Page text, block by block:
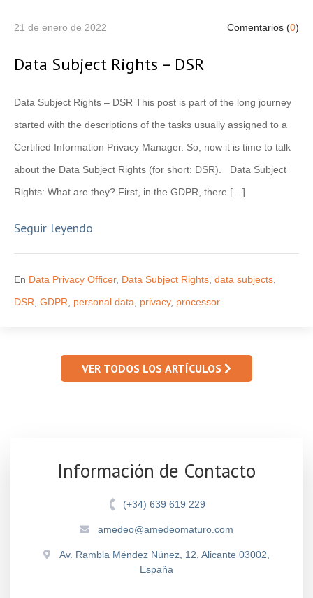
21 de enero de 2022 Comentarios (0)
Data Subject Rights – DSR
Data Subject Rights – DSR This post is part of the long journey
started with the descriptions of the tasks usually assigned to a
Certified Information Privacy Manager. So, now it is time to talk
about the Data Subject Rights (for short: DSR). Data Subject
Rights: What are they? First, in the GDPR, there […]
Seguir leyendo
En Data Privacy Officer, Data Subject Rights data subjects
DSR GDPR personal data privacy, processor
VER TODOS LOS ARTÍCULOS
Información de Contacto
(+34) 639 619 229
amedeo@amedeomaturo.com
Av. Rambla Méndez Núnez, 12, Alicante 03002,
España